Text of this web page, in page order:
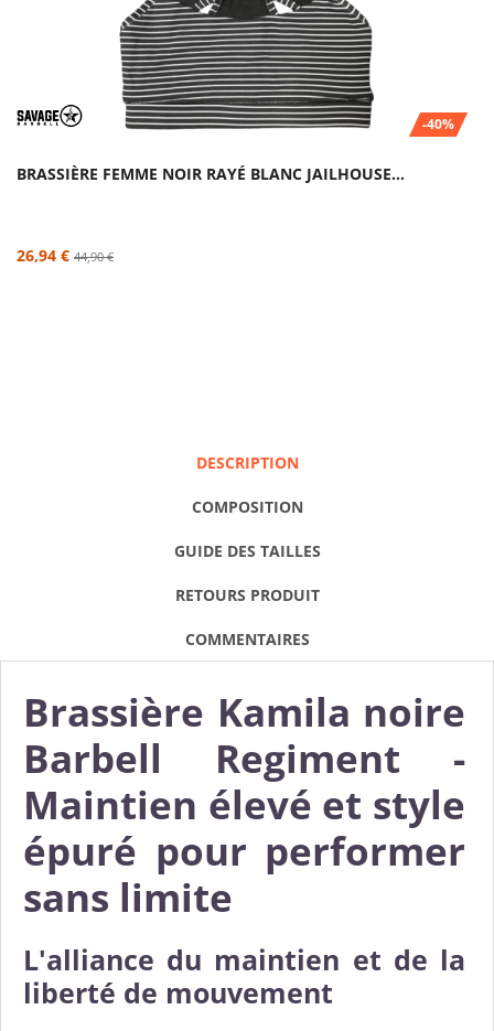
-40%
BRASSIÈRE FEMME NOIR RAYÉ BLANC JAILHOUSE...
26,94 € 44,90 €
DESCRIPTION
COMPOSITION
GUIDE DES TAILLES
RETOURS PRODUIT
COMMENTAIRES
Brassière Kamila noire
Barbell Regiment -
Maintien élevé et style
épuré pour performer
sans limite
L'alliance du maintien et de la
liberté de mouvement